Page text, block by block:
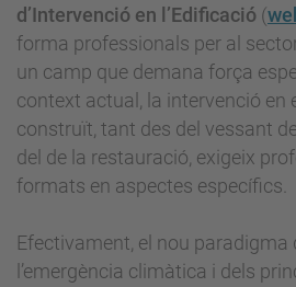
d’Intervenció en l’Edificació (
forma professionals per al
un camp que demana força
context actual, la intervenció en
construït, tant des del vessant
del de la restauració, exigeix
formats en aspectes específics.
Efectivament, el nou paradigma
l’emergència climàtica i dels